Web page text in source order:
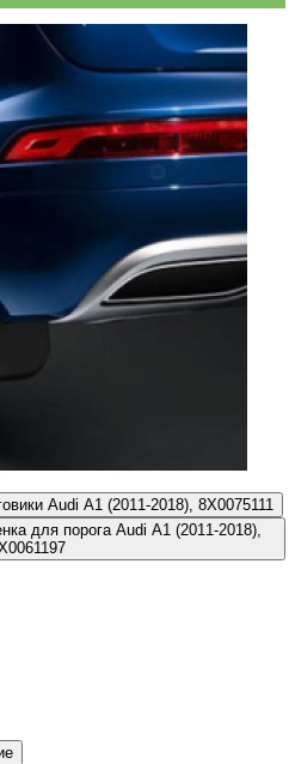
Audi A1 (2011-2018), 8X0075111
для порога Audi A1 (2011-2018),